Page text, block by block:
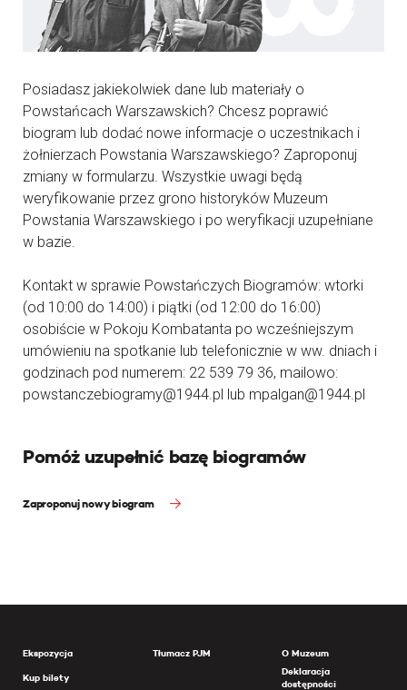
Posiadasz jakiekolwiek dane lub materiały o
Powstańcach Warszawskich? Chcesz poprawić
biogram lub dodać nowe informacje o uczestnikach i
żołnierzach Powstania Warszawskiego? Zaproponuj
zmiany w formularzu. Wszystkie uwagi będą
weryfikowanie przez grono historyków Muzeum
Powstania Warszawskiego i po weryfikacji uzupełniane
w bazie.
Kontakt w sprawie Powstańczych Biogramów: wtorki
(od 10:00 do 14:00) i piątki (od 12:00 do 16:00)
osobiście w Pokoju Kombatanta po wcześniejszym
umówieniu na spotkanie lub telefonicznie w ww. dniach i
godzinach pod numerem: 22 539 79 36, mailowo:
powstanczebiogramy@1944.pl lub mpalgan@1944.pl
Pomóż uzupełnić bazę biogramów
Zaproponuj nowy biogram
Ekspozycja
Kup bilety
Tłumacz PJM
O Muzeum
Deklaracja
dostępności